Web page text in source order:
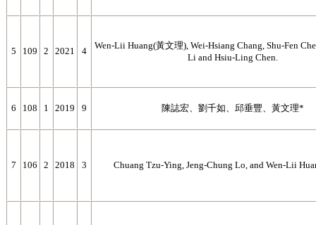
5 109 2 2021 4
Wen-Lii Huang(黃文理), Wei-Hsiang Chang, Shu-Fen
Li and Hsiu-Ling Chen.
6 108 1 2019 9 陳誌宏、劉千如、邱垂豐、黃文理*
7 106 2 2018 3 Chuang Tzu-Ying, Jeng-Chung Lo, and Wen-Lii